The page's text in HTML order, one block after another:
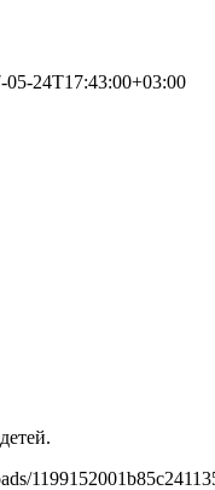
05-24T17:43:00+03:00